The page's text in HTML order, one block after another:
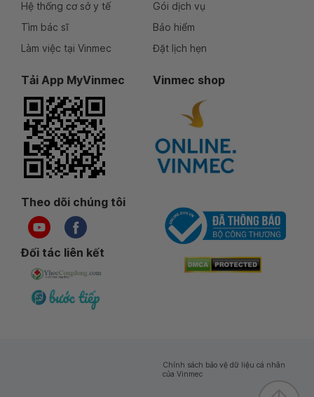
Hệ thống cơ sở y tế
Tìm bác sĩ
Làm việc tại Vinmec
Gói dịch vụ
Bảo hiểm
Đặt lịch hẹn
Tải App MyVinmec Vinmec shop
Theo dõi chúng tôi
Đối tác liên kết
Chính sách bảo vệ dữ liệu cá nhân
của Vinmec